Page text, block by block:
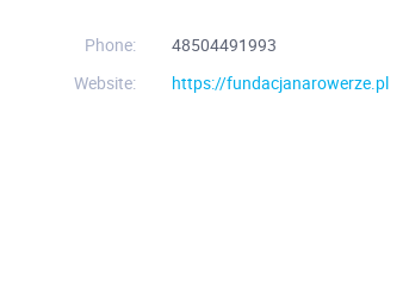
Phone:
48504491993
Website:
https://fundacjanarowerze.pl